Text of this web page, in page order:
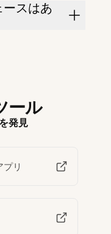
スはあ
ール
発見
リ